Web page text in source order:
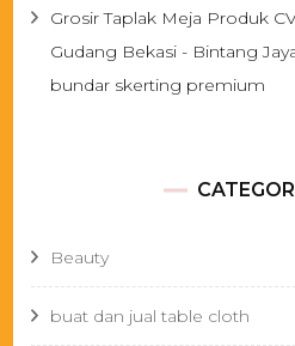
Grosir Taplak Meja Produk
Gudang Bekasi - Bintang
bundar skerting premium
Beauty
buat dan jual table cloth